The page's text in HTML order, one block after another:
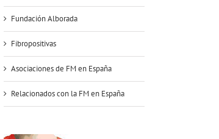
Fundación Alborada
Fibropositivas
Asociaciones de FM en España
Relacionados con la FM en España